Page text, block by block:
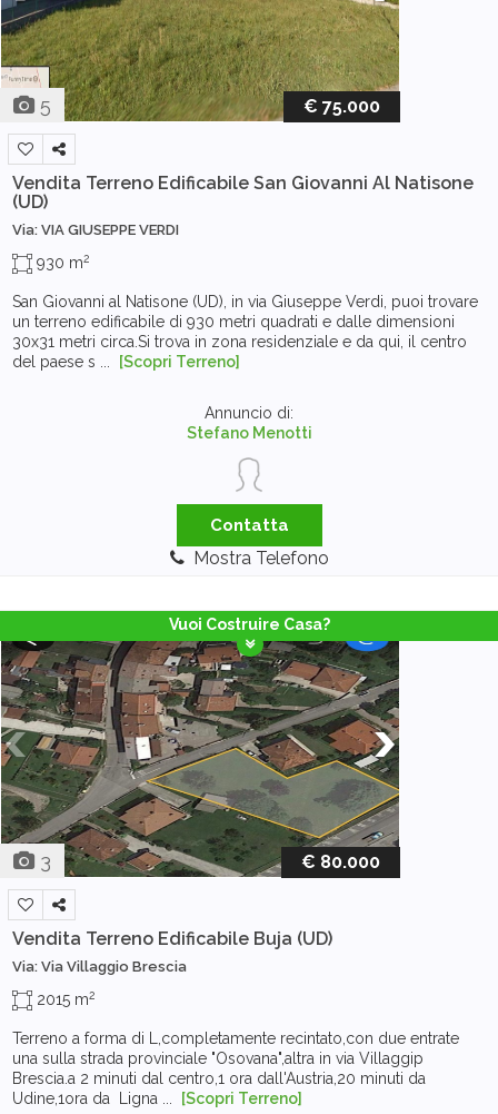
5 € 75.000
Vendita Terreno Edificabile San Giovanni Al Natisone
(UD)
Via: VIA GIUSEPPE VERDI
930 m2
San Giovanni al Natisone (UD), in via Giuseppe Verdi, puoi trovare
un terreno edificabile di 930 metri quadrati e dalle dimensioni
30x31 metri circa.Si trova in zona residenziale e da qui, il centro
del paese s ...
[Scopri Terreno]
Annuncio di:
Stefano Menotti
Contatta
Mostra Telefono
Vuoi Costruire Casa?
3 € 80.000
Vendita Terreno Edificabile Buja (UD)
Via: Via Villaggio Brescia
2015 m2
Terreno a forma di L,completamente recintato,con due entrate
una sulla strada provinciale "Osovana",altra in via Villaggip
Brescia.a 2 minuti dal centro,1 ora dall'Austria,20 minuti da
Udine,1ora da Ligna ...
[Scopri Terreno]